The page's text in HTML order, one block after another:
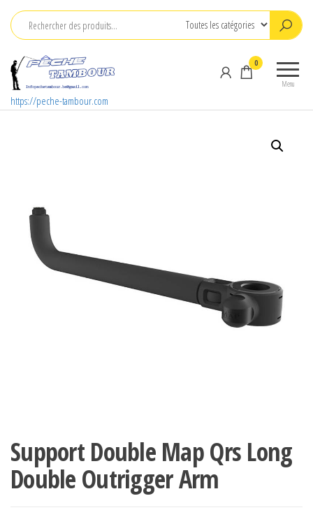
Aller
https://peche-tambour.com
Menu
0
Support Double Map Qrs Long
Double Outrigger Arm